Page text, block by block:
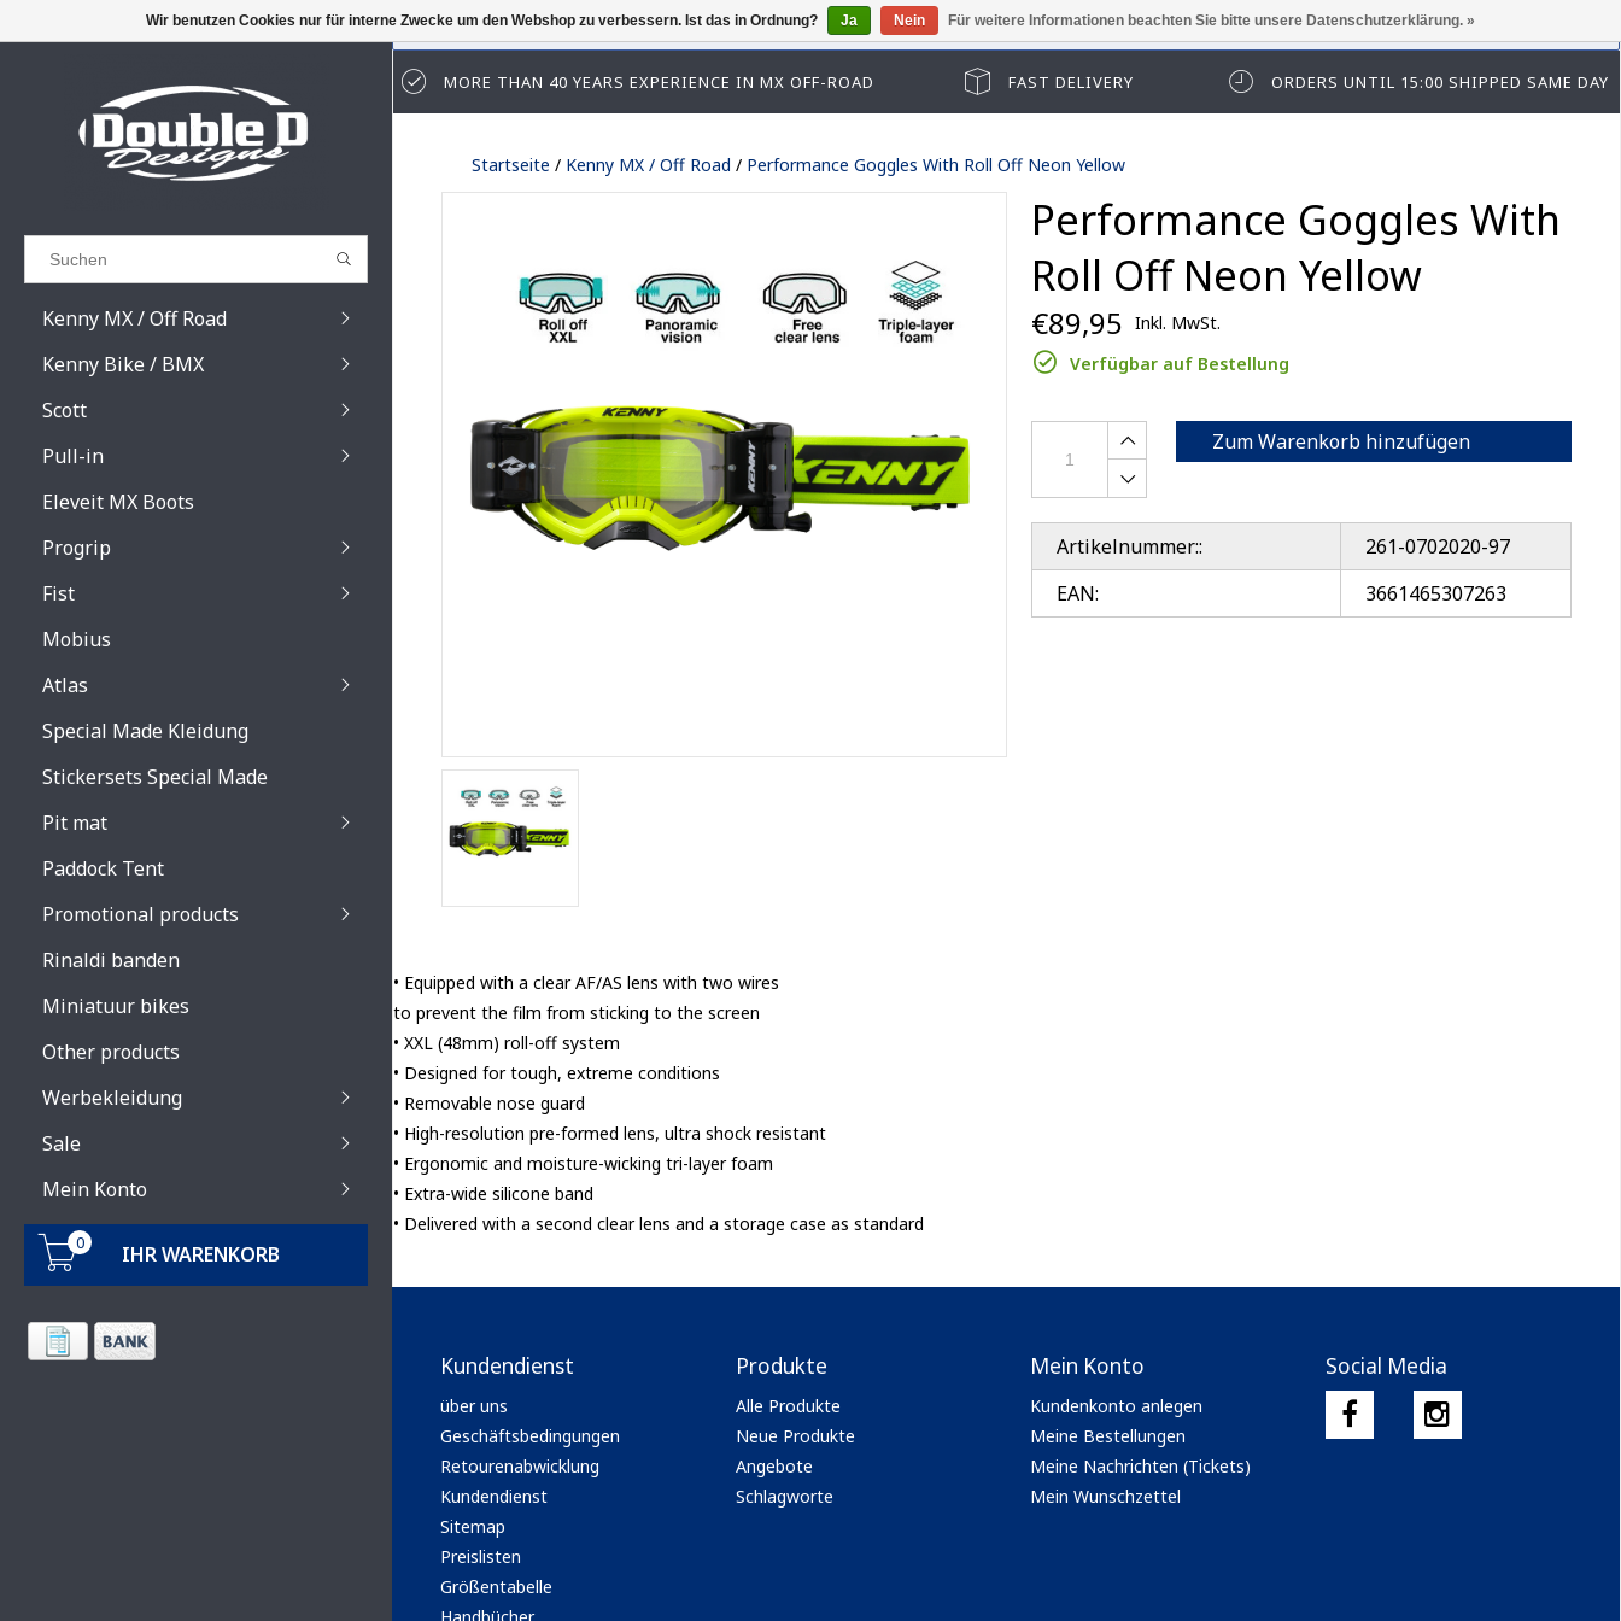
Results found (0)
ZURÜCK
Kenny MX / Off Road
Track kid accessoires
Track adult accessoires
Track Max accessoires
Performance accessoires
Ventury accessoires
Kenny Bike / BMX
Track kid accessoires
Track adult accessoires
Track Max accessoires
Scott
Prospect / Fury lenses
Prospect / Fury accessoires
Primal / Split / Hustle lenses
Pull-in
Eleveit MX Boots
Progrip
Fist
Mobius
Atlas
Special Made Kleidung
Stickersets Special Made
Pit mat
Paddock Tent
Promotional products
Rinaldi banden
Miniatuur bikes
Other products
Werbekleidung
Sale
Mein Konto
0 IHR WARENKORB
Der Gäste Checkout ist deaktiviert, bitte melden Sie sich zuerst an.
MORE THAN 40 YEARS EXPERIENCE IN MX OFF-ROAD FAST DELIVERY ORDERS UNTIL 15:00 SHIPPED SAME DAY
Startseite / Kenny MX / Off Road / Performance Goggles With Roll Off Neon Yellow
Performance Goggles With
Roll Off Neon Yellow
€89,95 Inkl. MwSt.
Verfügbar auf Bestellung
Zum Warenkorb hinzufügen
Artikelnummer::
261-0702020-97
EAN:
3661465307263
• Equipped with a clear AF/AS lens with two wires
to prevent the film from sticking to the screen
• XXL (48mm) roll-off system
• Designed for tough, extreme conditions
• Removable nose guard
• High-resolution pre-formed lens, ultra shock resistant
• Ergonomic and moisture-wicking tri-layer foam
• Extra-wide silicone band
• Delivered with a second clear lens and a storage case as standard
Kundendienst
über uns
Geschäftsbedingungen
Retourenabwicklung
Kundendienst
Sitemap
Preislisten
Größentabelle
Handbücher
Produkte
Alle Produkte
Neue Produkte
Angebote
Schlagworte
Mein Konto
Kundenkonto anlegen
Meine Bestellungen
Meine Nachrichten (Tickets)
Mein Wunschzettel
Social Media
Wir benutzen Cookies nur für interne Zwecke um den Webshop zu verbessern. Ist das in Ordnung? Ja Nein Für weitere Informationen beachten Sie bitte unsere Datenschutzerklärung. »